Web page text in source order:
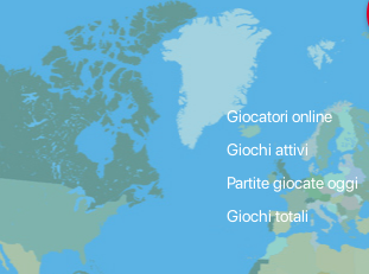
Giocatori online
Giochi attivi
Partite giocate oggi
Giochi totali